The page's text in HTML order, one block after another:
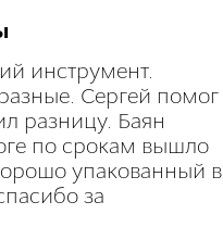
инструмент.
Сергей помог
разницу. Баян
по срокам вышло
упакованный в
за